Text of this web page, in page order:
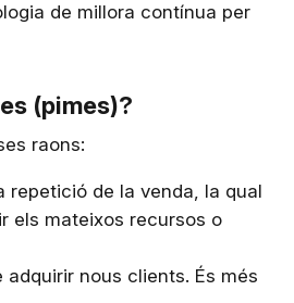
de millora contínua per
(pimes)?
raons:
repetició de la venda, la qual
els mateixos recursos o
nous clients. És més